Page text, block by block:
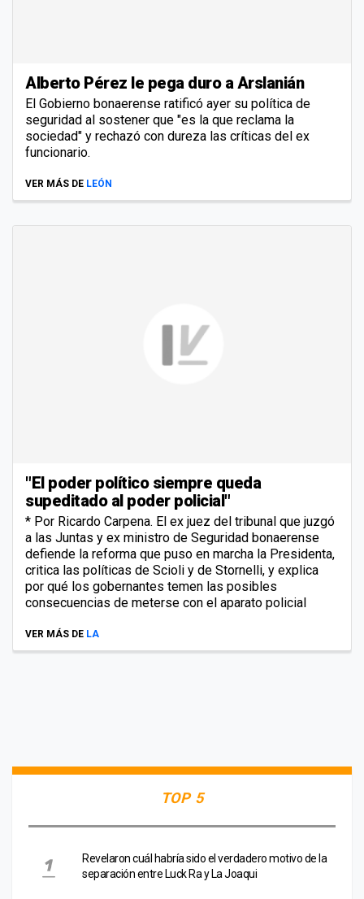
Alberto Pérez le pega duro a Arslanián
El Gobierno bonaerense ratificó ayer su política de
seguridad al sostener que "es la que reclama la
sociedad" y rechazó con dureza las críticas del ex
funcionario.
VER MÁS DE LEÓN
"El poder político siempre queda
supeditado al poder policial"
* Por Ricardo Carpena. El ex juez del tribunal que juzgó
a las Juntas y ex ministro de Seguridad bonaerense
defiende la reforma que puso en marcha la Presidenta,
critica las políticas de Scioli y de Stornelli, y explica
por qué los gobernantes temen las posibles
consecuencias de meterse con el aparato policial
VER MÁS DE LA
TOP 5
Revelaron cuál habría sido el verdadero motivo de la
separación entre Luck Ra y La Joaqui